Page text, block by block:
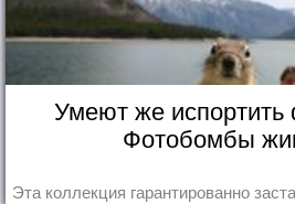
Умеют же
Фотобомбы
Эта коллекция гарантированно